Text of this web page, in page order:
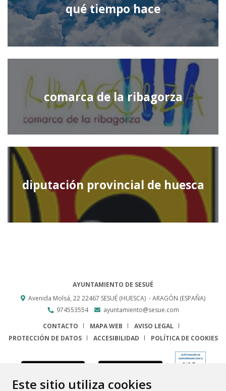
Este sitio utiliza cookies
qué tiempo hace
comarca de la ribagorza
diputación provincial de huesca
AYUNTAMIENTO DE SESUÉ
Avenida Molsá, 2222467 SESUÉ (HUESCA) - ARAGÓN (ESPAÑA)
974553554
ayuntamiento@sesue.com
CONTACTO
MAPA WEB
AVISO LEGAL
PROTECCIÓN DE DATOS
ACCESIBILIDAD POLÍTICA DE COOKIES